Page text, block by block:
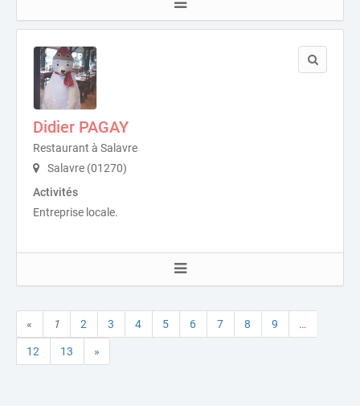
Didier PAGAY
Restaurant à Salavre
Salavre (01270)
Activités
Entreprise locale.
« 1 2 3 4 5 6 7 8 9 …
12 13 »